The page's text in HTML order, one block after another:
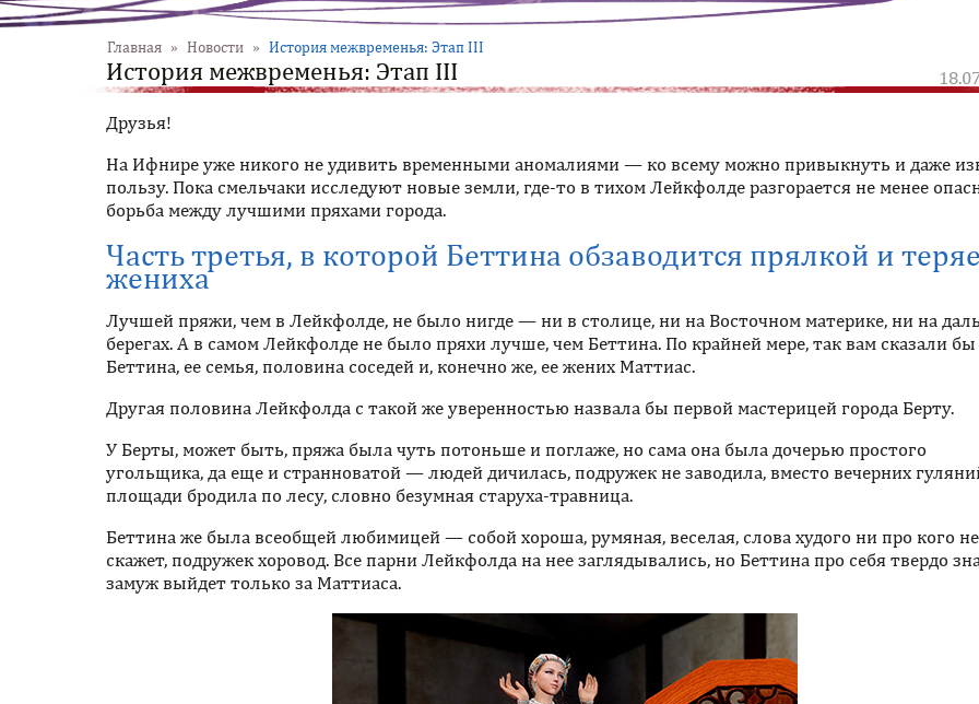
Главная » Новости » История межвременья: Этап III
История межвременья: Этап III
Друзья!
На Ифнире уже никого не удивить временными аномалиями — ко всему можно привыкнуть и даже
пользу. Пока смельчаки исследуют новые земли, где-то в тихом Лейкфолде разгорается не менее
борьба между лучшими пряхами города.
Часть третья, в которой Беттина обзаводится прялкой и
жениха
Лучшей пряжи, чем в Лейкфолде, не было нигде — ни в столице, ни на Восточном материке, ни на
берегах. А в самом Лейкфолде не было пряхи лучше, чем Беттина. По крайней мере, так вам сказали бы
Беттина, ее семья, половина соседей и, конечно же, ее жених Маттиас.
Другая половина Лейкфолда с такой же уверенностью назвала бы первой мастерицей города Берту.
У Берты, может быть, пряжа была чуть потоньше и поглаже, но сама она была дочерью простого
угольщика, да еще и странноватой — людей дичилась, подружек не заводила, вместо вечерних
площади бродила по лесу, словно безумная старуха-травница.
Беттина же была всеобщей любимицей — собой хороша, румяная, веселая, слова худого ни про кого не
скажет, подружек хоровод. Все парни Лейкфолда на нее заглядывались, но Беттина про себя твердо
замуж выйдет только за Маттиаса.